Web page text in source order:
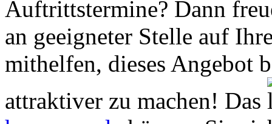
Auftrittstermine? Dann
an geeigneter Stelle auf
mithelfen, dieses Angebot
attraktiver zu machen! Das